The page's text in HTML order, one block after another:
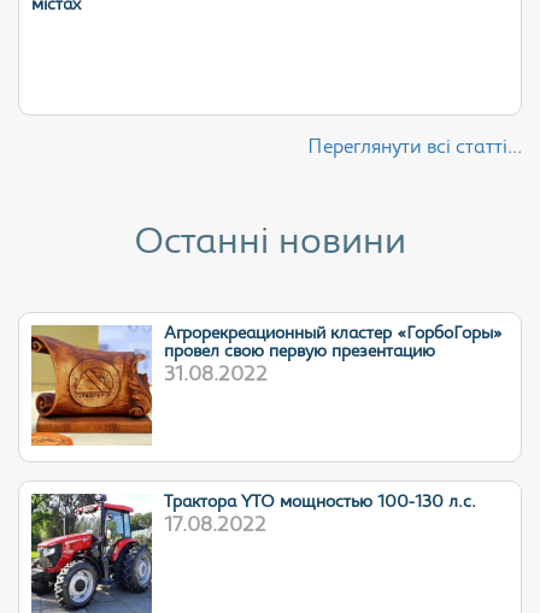
містах
Переглянути всі статті...
Останні новини
Агрорекреационный кластер «ГорбоГоры»
провел свою первую презентацию
31.08.2022
Трактора YTO мощностью 100-130 л.с.
17.08.2022